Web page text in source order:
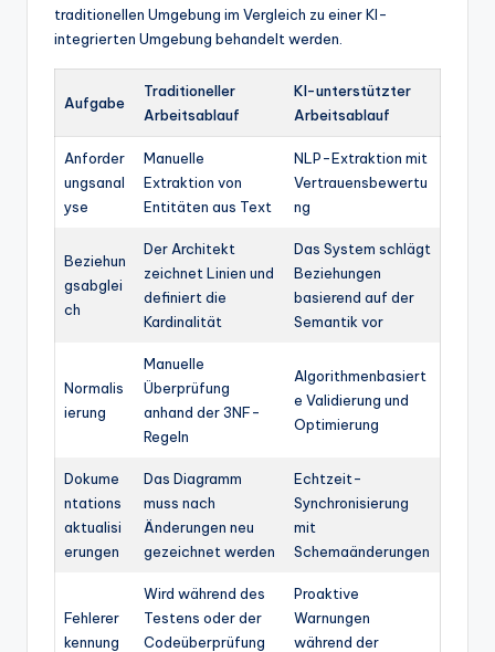
traditionellen Umgebung im Vergleich zu einer KI-
integrierten Umgebung behandelt werden.
Aufgabe
Traditioneller
Arbeitsablauf
KI-unterstützter
Arbeitsablauf
Anforder
ungsanal
yse
Manuelle
Extraktion von
Entitäten aus Text
NLP-Extraktion mit
Vertrauensbewertu
ng
Beziehun
gsabglei
ch
Der Architekt
zeichnet Linien und
definiert die
Kardinalität
Das System schlägt
Beziehungen
basierend auf der
Semantik vor
Normalis
ierung
Manuelle
Überprüfung
anhand der 3NF-
Regeln
Algorithmenbasiert
e Validierung und
Optimierung
Dokume
ntations
aktualisi
erungen
Das Diagramm
muss nach
Änderungen neu
gezeichnet werden
Echtzeit-
Synchronisierung
mit
Schemaänderungen
Fehlerer
kennung
Wird während des
Testens oder der
Codeüberprüfung
Proaktive
Warnungen
während der